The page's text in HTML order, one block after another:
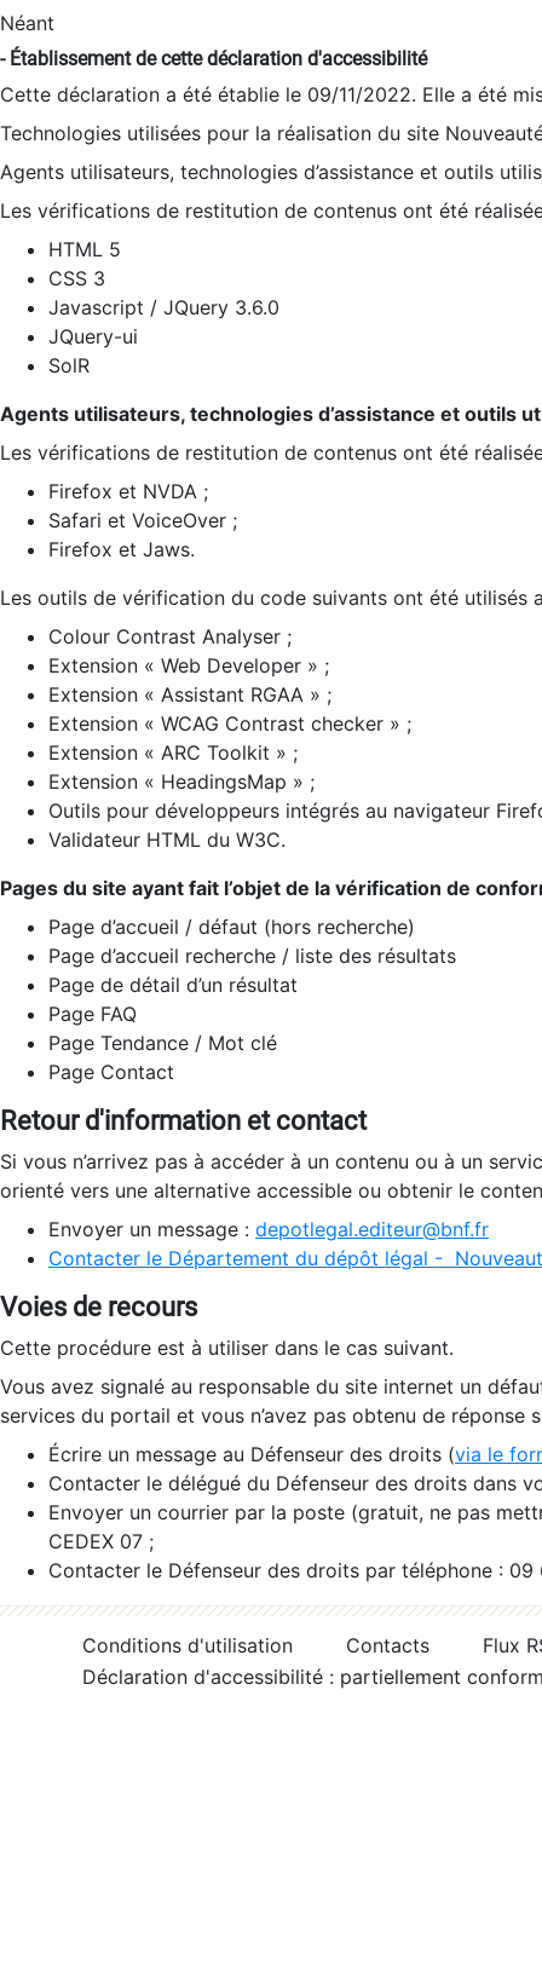
Néant
- Établissement de cette déclaration d'accessibilité
Cette déclaration a été établie le 09/11/2022. Elle a été
Technologies utilisées pour la réalisation du site
Agents utilisateurs, technologies d’assistance et outils
Les vérifications de restitution de contenus ont été
HTML 5
CSS 3
Javascript / JQuery 3.6.0
JQuery-ui
SolR
Agents utilisateurs, technologies d’assistance et outils
Les vérifications de restitution de contenus ont été
Firefox et NVDA ;
Safari et VoiceOver ;
Firefox et Jaws.
Les outils de vérification du code suivants ont été utilisés
Colour Contrast Analyser ;
Extension « Web Developer » ;
Extension « Assistant RGAA » ;
Extension « WCAG Contrast checker » ;
Extension « ARC Toolkit » ;
Extension « HeadingsMap » ;
Outils pour développeurs intégrés au navigateur
Validateur HTML du W3C.
Pages du site ayant fait l’objet de la vérification de
Page d’accueil / défaut (hors recherche)
Page d’accueil recherche / liste des résultats
Page de détail d’un résultat
Page FAQ
Page Tendance / Mot clé
Page Contact
Retour d'information et contact
Si vous n’arrivez pas à accéder à un contenu ou à un
orienté vers une alternative accessible ou obtenir le
Envoyer un message : depotlegal.editeur@bnf.fr
Contacter le Département du dépôt légal -
Voies de recours
Cette procédure est à utiliser dans le cas suivant.
Vous avez signalé au responsable du site internet un
services du portail et vous n’avez pas obtenu de réponse
Écrire un message au Défenseur des droits (via le
Contacter le délégué du Défenseur des droits dans
Envoyer un courrier par la poste (gratuit, ne pas
CEDEX 07 ;
Contacter le Défenseur des droits par téléphone :
Conditions d'utilisation Contacts
Flux
Déclaration d'accessibilité : partiellement